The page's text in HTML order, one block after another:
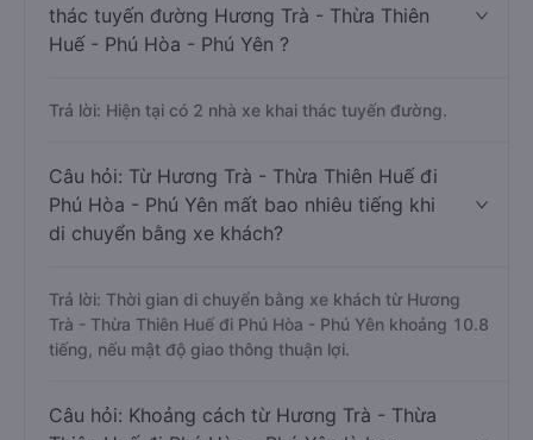
thác tuyến đường Hương Trà - Thừa Thiên
Huế - Phú Hòa - Phú Yên ?
Trả lời: Hiện tại có 2 nhà xe khai thác tuyến đường.
Câu hỏi: Từ Hương Trà - Thừa Thiên Huế đi
Phú Hòa - Phú Yên mất bao nhiêu tiếng khi
di chuyển bằng xe khách?
Trả lời: Thời gian di chuyển bằng xe khách từ Hương
Trà - Thừa Thiên Huế đi Phú Hòa - Phú Yên khoảng 10.8
tiếng, nếu mật độ giao thông thuận lợi.
Câu hỏi: Khoảng cách từ Hương Trà - Thừa